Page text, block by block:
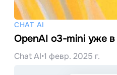
CHAT AI
OpenAI o3-mini уже в
Chat AI•1 февр. 2025 г.